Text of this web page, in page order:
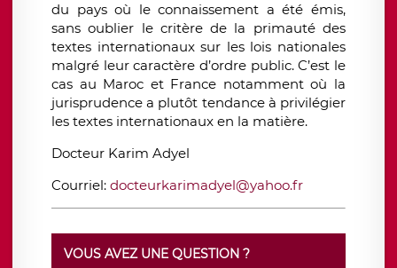
du pays où le connaissement a été émis,
sans oublier le critère de la primauté des
textes internationaux sur les lois nationales
malgré leur caractère d’ordre public. C’est le
cas au Maroc et France notamment où la
jurisprudence a plutôt tendance à privilégier
les textes internationaux en la matière.
Docteur Karim Adyel
Courriel: docteurkarimadyel@yahoo.fr
VOUS AVEZ UNE QUESTION ?